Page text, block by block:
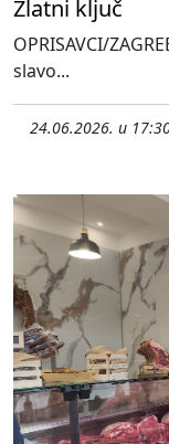
Zlatni ključ
OPRISAVCI/
slavo...
24.06.2026. u